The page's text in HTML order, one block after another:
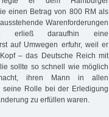
einen Betrag von 800 RM als
Warenforderungen
erließ daraufhin eine
auf Umwegen erfuhr, weil er
– das Deutsche Reich mit
sollte so schnell wie möglich
ihren Mann in allen
seine Rolle bei der Erledigung
zu erfüllen waren.